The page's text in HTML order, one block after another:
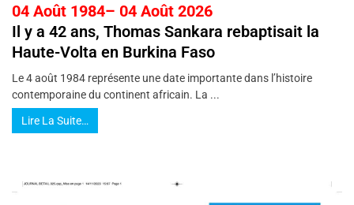
04 Août 1984– 04 Août 2026
Il y a 42 ans, Thomas Sankara rebaptisait la
Haute-Volta en Burkina Faso
Le 4 août 1984 représente une date importante dans l’histoire
contemporaine du continent africain. La ...
Lire La Suite…